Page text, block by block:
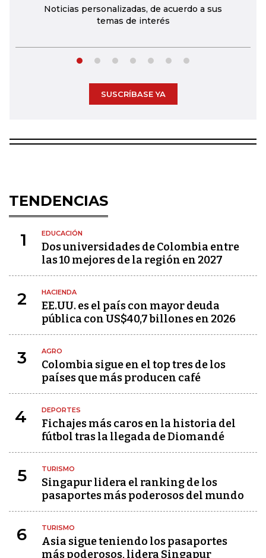
Noticias personalizadas, de acuerdo a sus
temas de interés
SUSCRÍBASE YA
TENDENCIAS
1 EDUCACIÓN
Dos universidades de Colombia entre
las 10 mejores de la región en 2027
2 HACIENDA
EE.UU. es el país con mayor deuda
pública con US$40,7 billones en 2026
3 AGRO
Colombia sigue en el top tres de los
países que más producen café
4 DEPORTES
Fichajes más caros en la historia del
fútbol tras la llegada de Diomandé
5 TURISMO
Singapur lidera el ranking de los
pasaportes más poderosos del mundo
6 TURISMO
Asia sigue teniendo los pasaportes
más poderosos, lidera Singapur